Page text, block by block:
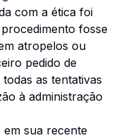
com a ética foi
fosse
atropelos ou
pedido de
as tentativas
à administração
sua recente